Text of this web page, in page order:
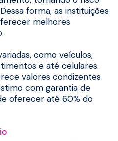
forma, as instituições
melhores
como veículos,
e até celulares.
valores condizentes
com garantia de
oferecer até 60% do